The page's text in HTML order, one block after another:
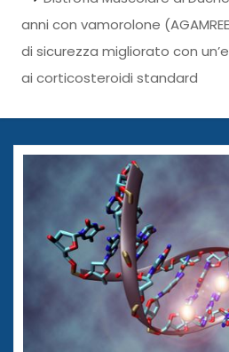
anni con vamorolone
di sicurezza migliorato con
ai corticosteroidi standard